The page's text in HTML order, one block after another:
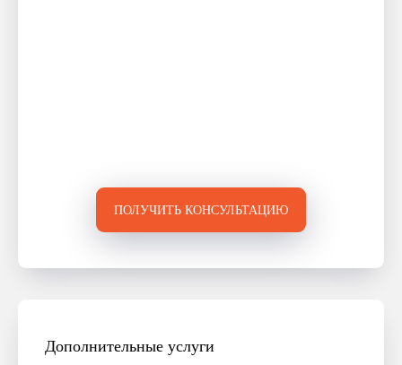
ПОЛУЧИТЬ КОНСУЛЬТАЦИЮ
Дополнительные услуги